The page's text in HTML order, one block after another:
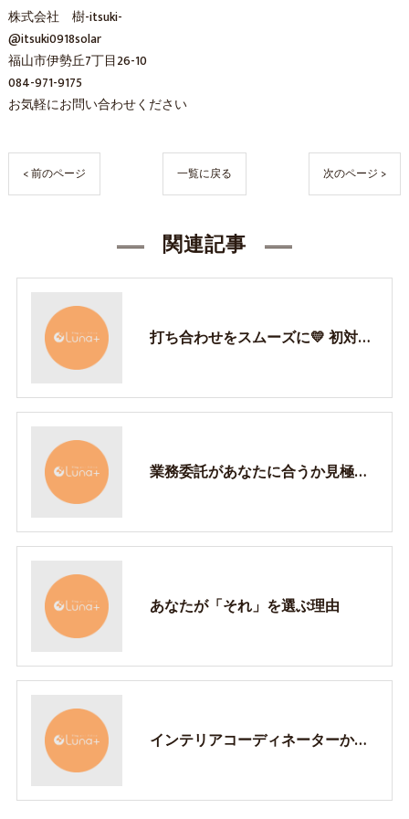
株式会社 樹-itsuki-
@itsuki0918solar
福山市伊勢丘7丁目26-10
084-971-9175
お気軽にお問い合わせください
< 前のページ 一覧に戻る 次のページ >
関連記事
打ち合わせをスムーズに💛 初対面で大事な3選！
業務委託があなたに合うか見極める方法
あなたが「それ」を選ぶ理由
インテリアコーディネーターから見る葛飾北斎